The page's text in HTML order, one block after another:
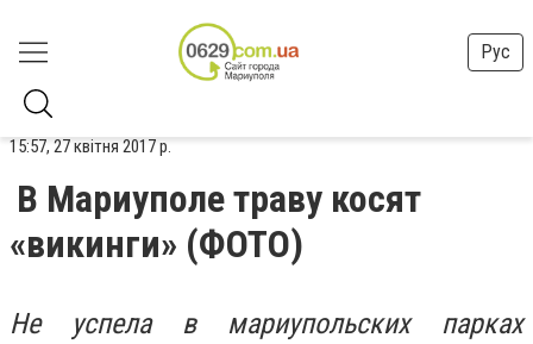
Рус
15:57, 27 квітня 2017 р.
В Мариуполе траву косят
«викинги» (ФОТО)
Не успела в мариупольских парках